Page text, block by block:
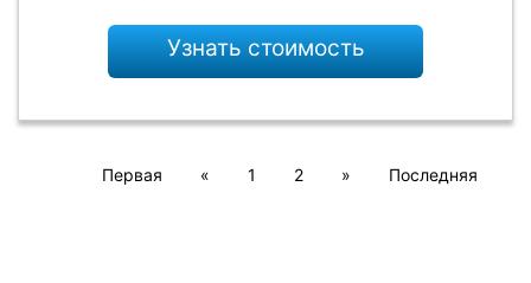
Узнать стоимость
Первая « 1 2 » Последняя